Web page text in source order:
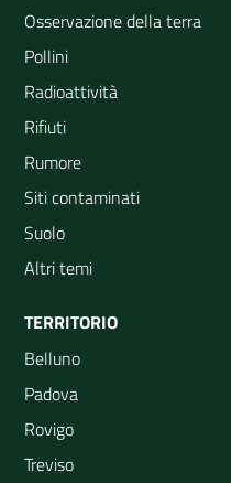
Osservazione della terra
Pollini
Radioattività
Rifiuti
Rumore
Siti contaminati
Suolo
Altri temi
TERRITORIO
Belluno
Padova
Rovigo
Treviso